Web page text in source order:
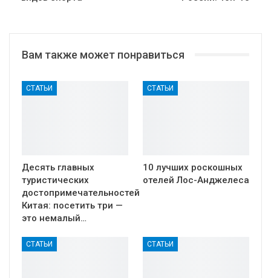
Вам также может понравиться
СТАТЬИ
Десять главных
туристических
достопримечательностей
Китая: посетить три —
это немалый…
СТАТЬИ
10 лучших роскошных
отелей Лос-Анджелеса
СТАТЬИ СТАТЬИ